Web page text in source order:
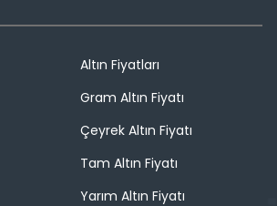
Altın Fiyatları
Gram Altın Fiyatı
Çeyrek Altın Fiyatı
Tam Altın Fiyatı
Yarım Altın Fiyatı